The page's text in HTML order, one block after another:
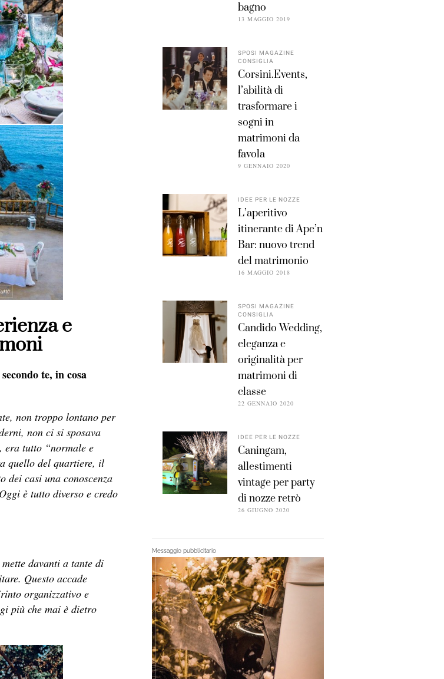
e
te, in cosa
non troppo lontano per
non ci si sposava
era tutto “normale e
quello del quartiere, il
dei casi una conoscenza
è tutto diverso e credo
davanti a tante di
Questo accade
organizzativo e
più che mai è dietro
bagno
13 MAGGIO 2019
SPOSI MAGAZINE
CONSIGLIA
Corsini.Events,
l’abilità di
trasformare i
sogni in
matrimoni da
favola
9 GENNAIO 2020
IDEE PER LE NOZZE
L’aperitivo
itinerante di Ape’n
Bar: nuovo trend
del matrimonio
16 MAGGIO 2018
SPOSI MAGAZINE
CONSIGLIA
Candido Wedding,
eleganza e
originalità per
matrimoni di
classe
22 GENNAIO 2020
IDEE PER LE NOZZE
Caningam,
allestimenti
vintage per party
di nozze retrò
26 GIUGNO 2020
Messaggio pubblicitario